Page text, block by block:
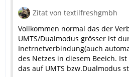
Zitat von textilfreshgmbh
Vollkommen normal das der
UMTS/Dualmodus grösser ist
Inetrnetverbindung(auch
des Netzes in diesem Beeich.
das auf UMTS bzw.Dualmodus